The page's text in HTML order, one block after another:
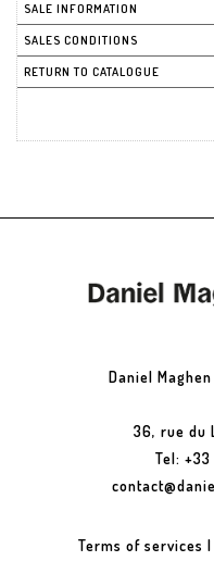
SALE INFORMATION
SALES CONDITIONS
RETURN TO CATALOGUE
Daniel
36, rue du
Tel:
Terms of services |